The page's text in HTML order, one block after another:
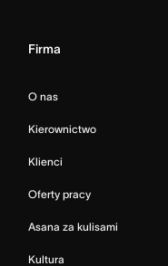
Firma
O nas
Kierownictwo
Klienci
Oferty pracy
Asana za kulisami
Kultura